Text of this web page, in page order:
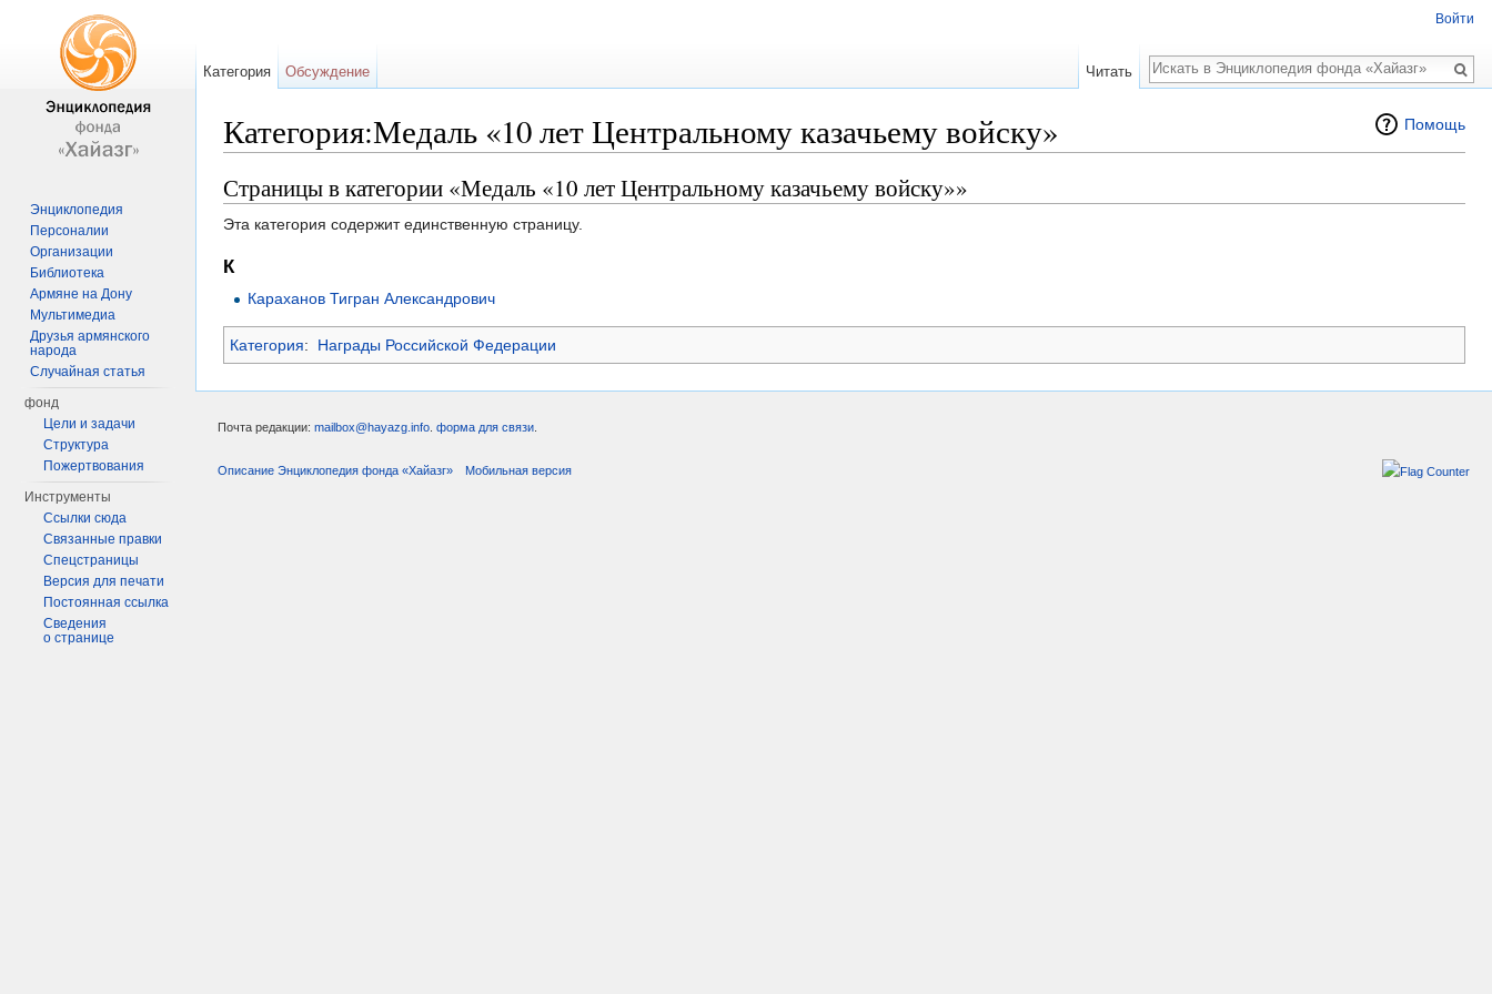
Помощь
Категория:Медаль «10 лет Центральному казачьему войску»
Страницы в категории «Медаль «10 лет Центральному казачьему войску»»
Эта категория содержит единственную страницу.
К
Караханов Тигран Александрович
Категория: Награды Российской Федерации
Войти
Категория Обсуждение Читать
Поиск
Энциклопедия
Персоналии
Организации
Библиотека
Армяне на Дону
Мультимедиа
Друзья армянского
народа
Случайная статья
фонд
Цели и задачи
Структура
Пожертвования
Инструменты
Ссылки сюда
Связанные правки
Спецстраницы
Версия для печати
Постоянная ссылка
Сведения
о странице
Почта редакции: mailbox@hayazg.info форма для связи
Описание Энциклопедия фонда «Хайазг» Мобильная версия